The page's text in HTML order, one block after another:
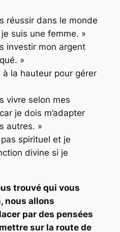
réussir dans le monde
suis une femme. »
investir mon argent
»
à la hauteur pour gérer
vivre selon mes
je dois m’adapter
autres. »
pas spirituel et je
divine si je
trouvé qui vous
nous allons
par des pensées
sur la route de